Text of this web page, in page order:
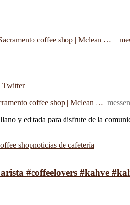
Twitter
coffee shop | Mclean …
y editada para disfrute de la
shopnoticias de cafetería
#coffeelovers #kahve